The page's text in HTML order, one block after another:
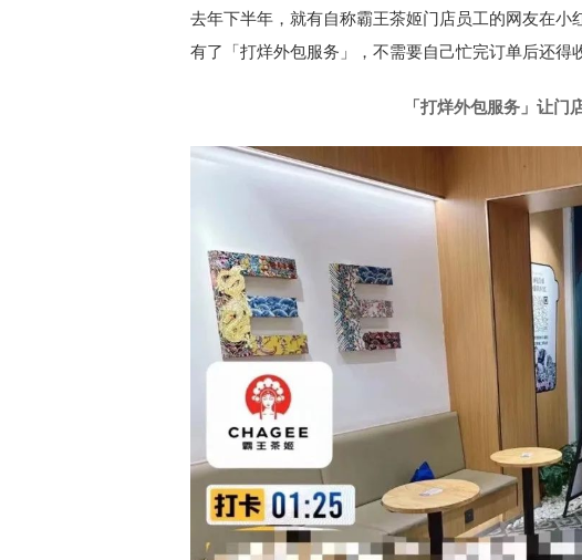
去年下半年，就有自称霸王茶姬门店员工的网友在
有了「打烊外包服务」，不需要自己忙完订单后还得
「打烊外包服务」让门